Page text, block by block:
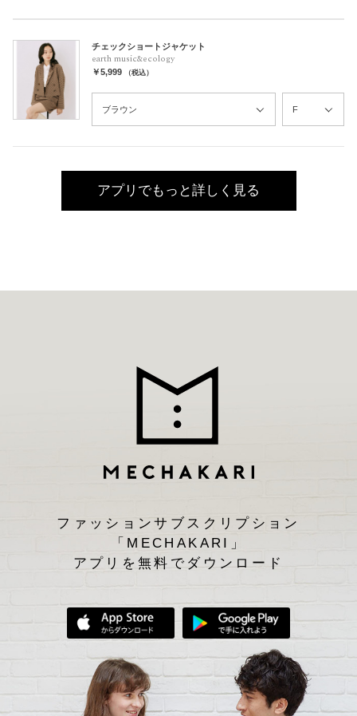
チェックショートジャケット
earth music&ecology
￥5,999 （税込）
アプリでもっと詳しく見る
ファッションサブスクリプション
「MECHAKARI」
アプリを無料でダウンロード
App Storeからダウンロード